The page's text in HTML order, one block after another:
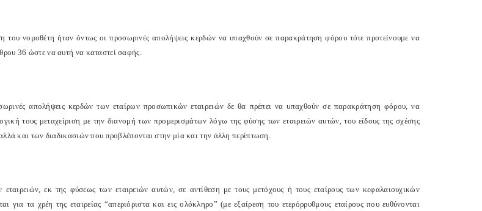
του νομοθέτη ήταν όντως οι προσωρινές απολήψεις κερδών να υπαχθούν σε παρακράτηση φόρου τότε προτείνουμε να
36 ώστε να αυτή να καταστεί σαφής.
απολήψεις κερδών των εταίρων προσωπικών εταιρειών δε θα πρέπει να υπαχθούν σε παρακράτηση φόρου, να
τους μεταχείριση με την διανομή των προμερισμάτων λόγω της φύσης των εταιρειών αυτών, του είδους της σχέσης
και των διαδικασιών που προβλέπονται στην μία και την άλλη περίπτωση.
εκ της φύσεως των εταιρειών αυτών, σε αντίθεση με τους μετόχους ή τους εταίρους των κεφαλαιουχικών
για τα χρέη της εταιρείας “απεριόριστα και εις ολόκληρο” (με εξαίρεση του ετερόρρυθμους εταίρους που ευθύνονται